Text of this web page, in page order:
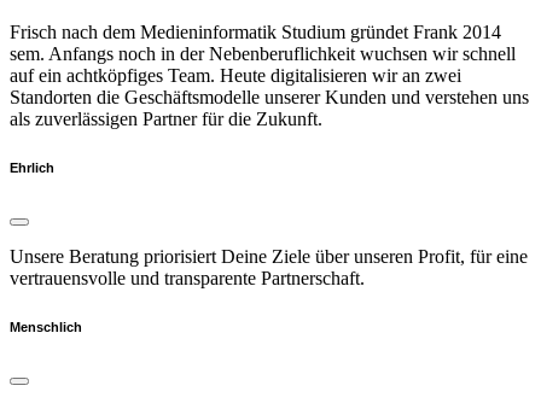
Frisch nach dem Medieninformatik Studium gründet Frank 2014
sem. Anfangs noch in der Nebenberuflichkeit wuchsen wir schnell
auf ein achtköpfiges Team. Heute digitalisieren wir an zwei
Standorten die Geschäftsmodelle unserer Kunden und verstehen uns
als zuverlässigen Partner für die Zukunft.
Ehrlich
Unsere Beratung priorisiert Deine Ziele über unseren Profit, für eine
vertrauensvolle und transparente Partnerschaft.
Menschlich